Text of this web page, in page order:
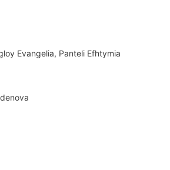
Evangelia, Panteli Efhtymia